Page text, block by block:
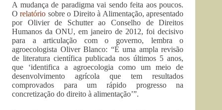
A mudança de paradigma vai sendo feita aos poucos.
Orelatório sobre o Direito à Alimentação, apresentado
por Olivier de Schutter ao Conselho de Direitos
Humanos da ONU, em janeiro de 2012, foi decisivo
para a articulação com o governo, lembra o
agroecologista Oliver Blanco: “É uma ampla revisão
de literatura científica publicada nos últimos 5 anos,
que ‘identifica a agroecologia como um meio de
desenvolvimento agrícola que tem resultados
comprovados para um rápido progresso na
concretização do direito à alimentação’”.